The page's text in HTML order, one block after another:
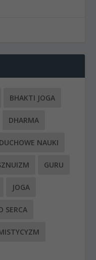
BHAKTI JOGA
DHARMA
DUCHOWE NAUKI
GURU
JOGA
SERCA